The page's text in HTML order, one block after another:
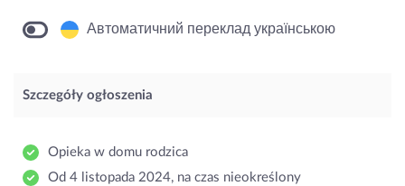
Автоматичний переклад українською
Szczegóły ogłoszenia
Opieka w domu rodzica
Od 4 listopada 2024, na czas nieokreślony